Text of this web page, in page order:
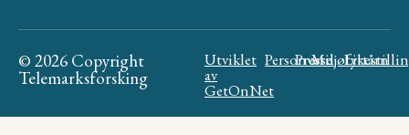
© 2026 Copyright
Telemarksforsking
Utviklet
av
GetOnNet
Personvern
Presse
Miljøfyrtårn